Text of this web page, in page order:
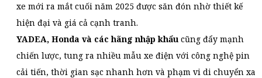
xe mới ra mắt cuối năm 2025 được săn đón nhờ thiết kế
hiện đại và giá cả cạnh tranh.
YADEA, Honda và các hãng nhập khẩu cũng đẩy mạnh
chiến lược, tung ra nhiều mẫu xe điện với công nghệ pin
cải tiến, thời gian sạc nhanh hơn và phạm vi di chuyển xa